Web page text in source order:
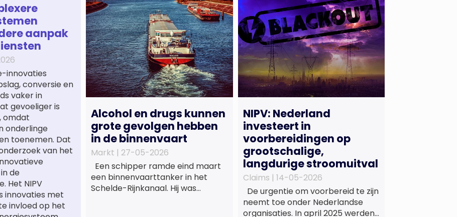
aanpak
innovaties
conversie en
vaker in
gevoeliger is
omdat
onderlinge
toenemen. Dat
van het
de
Het NIPV
innovaties met
invloed op het
Alcohol en drugs kunnen
grote gevolgen hebben
in de binnenvaart
Markt | 27-05-2026
Een schipper ramde eind maart
een binnenvaarttanker in het
Schelde-Rijnkanaal. Hij was
NIPV: Nederland
investeert in
voorbereidingen op
grootschalige,
langdurige stroomuitval
Claims | 14-05-2026
De urgentie om voorbereid te zijn
neemt toe onder Nederlandse
organisaties. In april 2025 werden